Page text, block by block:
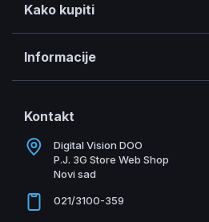
Kako kupiti
Informacije
Kontakt
Digital Vision DOO
P.J. 3G Store Web Shop
Novi sad
021/3100-359